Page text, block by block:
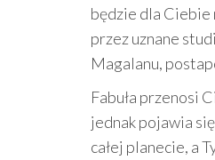
będzie dla Ciebie
przez uznane
Magalanu,
Fabuła przenosi
jednak pojawia
całej planecie, a